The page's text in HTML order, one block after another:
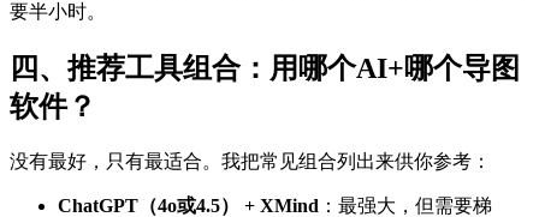
要半小时。
四、推荐工具组合：用哪个AI+哪个导图
软件？
没有最好，只有最适合。我把常见组合列出来供你参考：
ChatGPT（4o或4.5） + XMind ：最强大，但需要梯